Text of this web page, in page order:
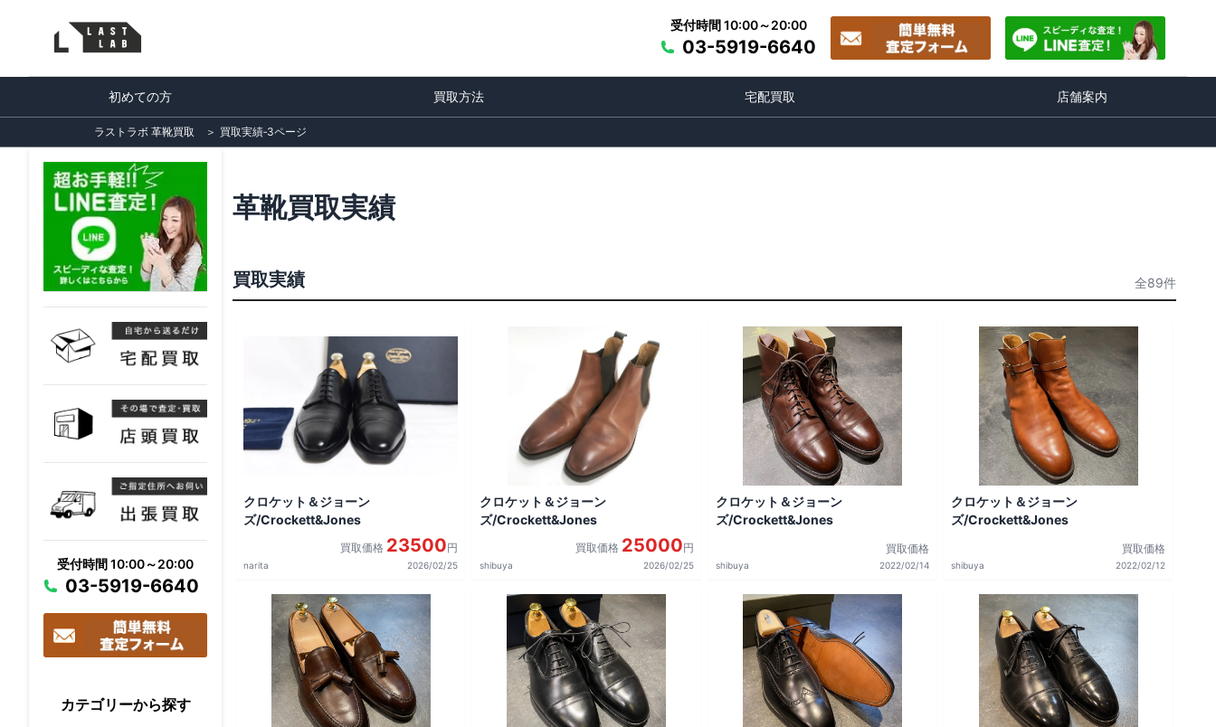
受付時間 10:00～20:00
03-5919-6640
初めての方 買取方法 宅配買取 店舗案内
ラストラボ 革靴買取 ＞ 買取実績‐3ページ
受付時間 10:00～20:00
03-5919-6640
カテゴリーから探す
革靴買取実績
買取実績 全89件
クロケット＆ジョーン
ズ/Crockett&Jones
買取価格 23500円
narita 2026/02/25
クロケット＆ジョーン
ズ/Crockett&Jones
買取価格 25000円
shibuya 2026/02/25
クロケット＆ジョーン
ズ/Crockett&Jones
買取価格
shibuya 2022/02/14
クロケット＆ジョーン
ズ/Crockett&Jones
買取価格
shibuya 2022/02/12